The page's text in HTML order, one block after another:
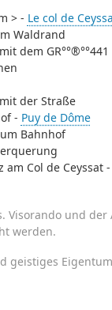
> - Le col de
Waldrand
dem GR°°®°°441
der Straße
- Puy de Dôme
Bahnhof
Col de Ceyssat -
Visorando und
werden.
geistiges